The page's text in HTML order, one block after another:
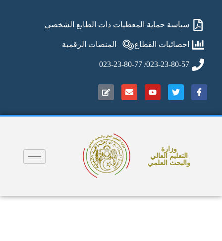
سياسة حماية المعطيات ذات الطابع الشخصي
احصائيات القطاع المنصات الرقمية
023-23-80-57/ 023-23-80-77
وزارة
التعليم العالي
والبحث العلمي